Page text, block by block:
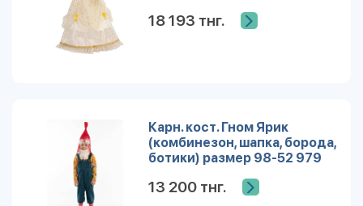
18 193 тнг.
Карн. кост. Гном Ярик
(комбинезон, шапка, борода,
ботики) размер 98-52 979
13 200 тнг.